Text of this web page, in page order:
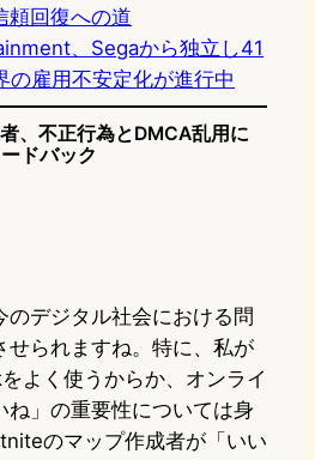
頼回復への道
、Segaから独立し41
の雇用不安定化が進行中
、不正行為とDMCA乱用に
ドバック
のデジタル社会における問
せられますね。特に、私が
よく使うからか、オンライ
ね」の重要性については身
のマップ作成者が「いい